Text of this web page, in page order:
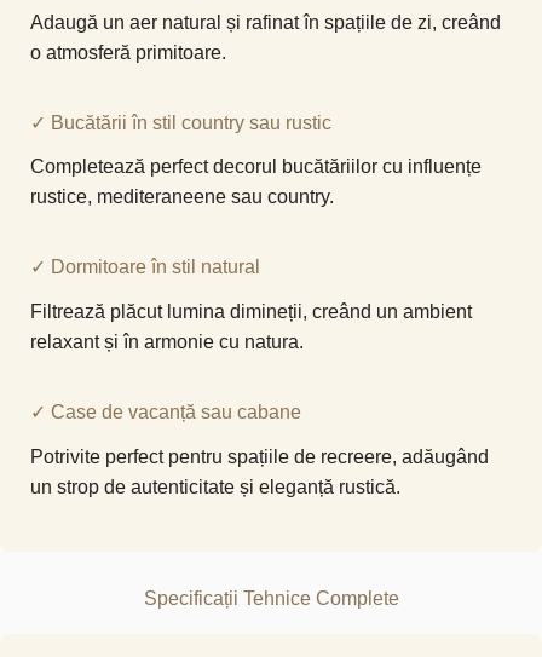
Adaugă un aer natural și rafinat în spațiile de zi, creând
o atmosferă primitoare.
✓ Bucătării în stil country sau rustic
Completează perfect decorul bucătăriilor cu influențe
rustice, mediteraneene sau country.
✓ Dormitoare în stil natural
Filtrează plăcut lumina dimineții, creând un ambient
relaxant și în armonie cu natura.
✓ Case de vacanță sau cabane
Potrivite perfect pentru spațiile de recreere, adăugând
un strop de autenticitate și eleganță rustică.
Specificații Tehnice Complete